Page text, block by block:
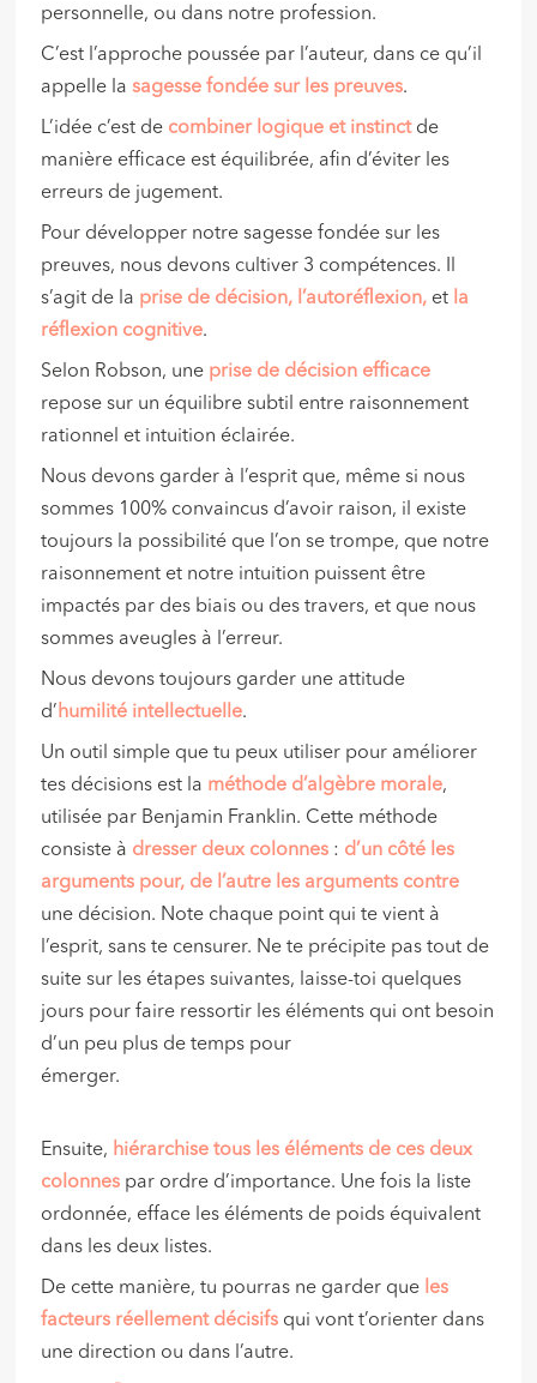
personnelle, ou dans notre profession.
C’est l’approche poussée par l’auteur, dans ce qu’il
appelle lasagesse fondée sur les preuves.
L’idée c’est de combiner logique et instinctde
manière efficace est équilibrée, afin d’éviter les
erreurs de jugement.
Pour développer notre sagesse fondée sur les
preuves, nous devons cultiver 3 compétences. Il
s’agit de la prise de décision, l’autoréflexion, et la
réflexion cognitive.
Selon Robson, une prise de décision efficace
repose sur un équilibre subtil entre raisonnement
rationnel et intuition éclairée.
Nous devons garder à l’esprit que, même si nous
sommes 100% convaincus d’avoir raison, il existe
toujours la possibilité que l’on se trompe, que notre
raisonnement et notre intuition puissent être
impactés par des biais ou des travers, et que nous
sommes aveugles à l’erreur.
Nous devons toujours garder une attitude
d’ humilité intellectuelle.
Un outil simple que tu peux utiliser pour améliorer
tes décisions est la méthode d’algèbre morale,
utilisée par Benjamin Franklin. Cette méthode
consiste à dresser deux colonnes : d’un côté les
arguments pour, de l’autre les arguments contre
une décision. Note chaque point qui te vient à
l’esprit, sans te censurer. Ne te précipite pas tout de
suite sur les étapes suivantes, laisse-toi quelques
jours pour faire ressortir les éléments qui ont besoin
d’un peu plus de temps pour
émerger.
Ensuite, hiérarchise tous les éléments de ces deux
colonnes par ordre d’importance. Une fois la liste
ordonnée, efface les éléments de poids équivalent
dans les deux listes.
De cette manière, tu pourras ne garder que les
facteurs réellement décisifs qui vont t’orienter dans
une direction ou dans l’autre.